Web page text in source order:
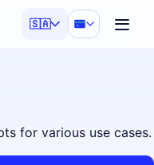
🇸🇦
for various use cases.